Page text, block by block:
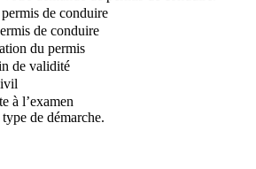
de conduire
de conduire
du permis
de validité
à l’examen
de démarche.